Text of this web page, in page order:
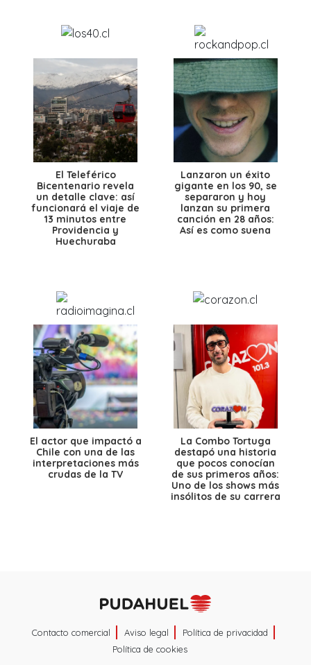
El Teleférico
Bicentenario revela
un detalle clave: así
funcionará el viaje de
13 minutos entre
Providencia y
Huechuraba
Lanzaron un éxito
gigante en los 90, se
separaron y hoy
lanzan su primera
canción en 28 años:
Así es como suena
El actor que impactó a
Chile con una de las
interpretaciones más
crudas de la TV
La Combo Tortuga
destapó una historia
que pocos conocían
de sus primeros años:
Uno de los shows más
insólitos de su carrera
Contacto comercial Aviso legal
Política de privacidad
Política de cookies